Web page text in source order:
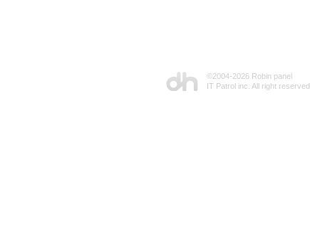
©2004-2026 Robin panel
IT Patrol inc. All right reserved.